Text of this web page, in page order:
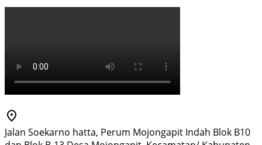
Jalan Soekarno hatta, Perum Mojongapit Indah Blok B10